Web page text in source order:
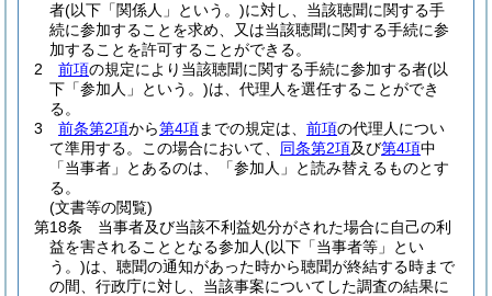
者(以下「関係人」という。)に対し、当該聴聞に関する手
続に参加することを求め、又は当該聴聞に関する手続に参
加することを許可することができる。
2
前項の規定により当該聴聞に関する手続に参加する者(以
下「参加人」という。)は、代理人を選任することができ
る。
3
前条第2項から第4項までの規定は、 前項の代理人につい
て準用する。
この場合において、 同条第2項及び第4項中
「当事者」とあるのは、「参加人」と読み替えるものとす
る。
(文書等の閲覧)
第18条
当事者及び当該不利益処分がされた場合に自己の利
益を害されることとなる参加人(以下「当事者等」とい
う。)は、聴聞の通知があった時から聴聞が終結する時まで
の間、行政庁に対し、当該事案についてした調査の結果に